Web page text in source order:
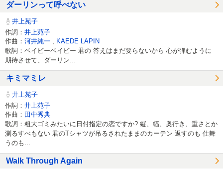
ダーリンって呼べない
井上苑子
作詞： 井上苑子
作曲： 河井純一 KAEDE LAPIN
歌詞：ベイビーベイビー 君の 答えはまだ要らないから 心が弾むように
期待させて、ダーリン...
キミマミレ
井上苑子
作詞： 井上苑子
作曲： 田中秀典
歌詞：粗大ゴミみたいに日付指定の恋ですか? 縦、幅、奥行き、重さとか
測るすべもない 君のTシャツが吊るされたままのカーテン 返すのも 仕舞
うのも...
Walk Through Again